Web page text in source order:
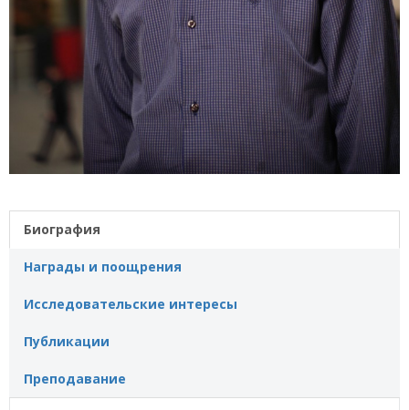
Биография
Награды и поощрения
Исследовательские интересы
Публикации
Преподавание